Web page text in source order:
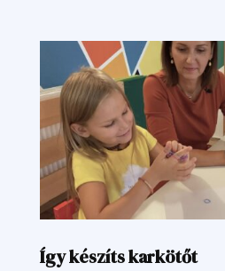
Így készíts karkötőt